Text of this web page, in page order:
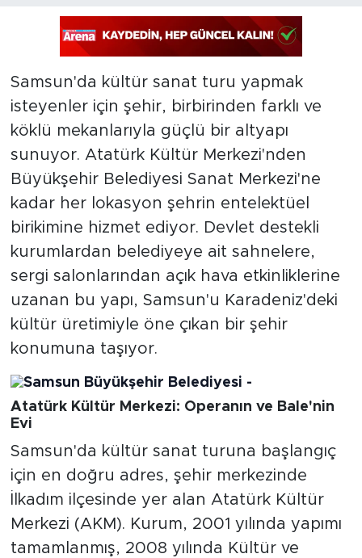
Samsun'da kültür sanat turu yapmak
isteyenler için şehir, birbirinden farklı ve
köklü mekanlarıyla güçlü bir altyapı
sunuyor. Atatürk Kültür Merkezi'nden
Büyükşehir Belediyesi Sanat Merkezi'ne
kadar her lokasyon şehrin entelektüel
birikimine hizmet ediyor. Devlet destekli
kurumlardan belediyeye ait sahnelere,
sergi salonlarından açık hava etkinliklerine
uzanan bu yapı, Samsun'u Karadeniz'deki
kültür üretimiyle öne çıkan bir şehir
konumuna taşıyor.
Atatürk Kültür Merkezi: Operanın ve Bale'nin
Evi
Samsun'da kültür sanat turuna başlangıç
için en doğru adres, şehir merkezinde
İlkadım ilçesinde yer alan Atatürk Kültür
Merkezi (AKM). Kurum, 2001 yılında yapımı
tamamlanmış, 2008 yılında Kültür ve